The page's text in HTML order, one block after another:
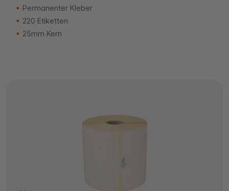
Permanenter Kleber
220 Etiketten
25mm Kern